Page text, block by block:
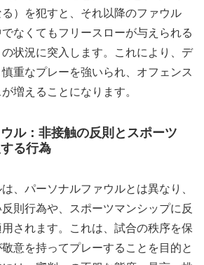
）を犯すと、それ以降のファウル
なくてもフリースローが与えられる
の状況に突入します。これにより、デ
重なプレーを強いられ、オフェンス
増えることになります。
ル：非接触の反則とスポーツ
る行為
、パーソナルファウルとは異なり、
則行為や、スポーツマンシップに反
されます。これは、試合の秩序を保
意を持ってプレーすることを目的と